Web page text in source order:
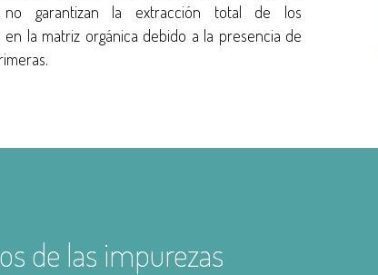
no garantizan la extracción total de los
la matriz orgánica debido a la presencia de
de las impurezas